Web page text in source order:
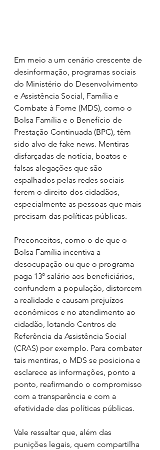
Em meio a um cenário crescente de
desinformação, programas sociais
do Ministério do Desenvolvimento
e Assistência Social, Família e
Combate à Fome (MDS), como o
Bolsa Família e o Benefício de
Prestação Continuada (BPC), têm
sido alvo de fake news. Mentiras
disfarçadas de notícia, boatos e
falsas alegações que são
espalhados pelas redes sociais
ferem o direito dos cidadãos,
especialmente as pessoas que mais
precisam das políticas públicas.
Preconceitos, como o de que o
Bolsa Família incentiva a
desocupação ou que o programa
paga 13º salário aos beneficiários,
confundem a população, distorcem
a realidade e causam prejuízos
econômicos e no atendimento ao
cidadão, lotando Centros de
Referência da Assistência Social
(CRAS) por exemplo. Para combater
tais mentiras, o MDS se posiciona e
esclarece as informações, ponto a
ponto, reafirmando o compromisso
com a transparência e com a
efetividade das políticas públicas.
Vale ressaltar que, além das
punições legais, quem compartilha